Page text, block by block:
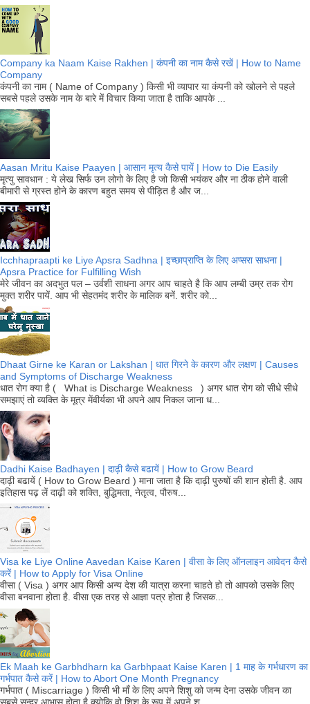
Company ka Naam Kaise Rakhen | कंपनी का नाम कैसे रखें | How to Name
Company
कंपनी का नाम ( Name of Company ) किसी भी व्यापार या कंपनी को खोलने से पहले
सबसे पहले उसके नाम के बारे में विचार किया जाता है ताकि आपके ...
Aasan Mritu Kaise Paayen | आसान मृत्य कैसे पायें | How to Die Easily
मृत्यु सावधान : ये लेख सिर्फ उन लोगो के लिए है जो किसी भयंकर और ना ठीक होने वाली
बीमारी से ग्रस्त होने के कारण बहुत समय से पीड़ित है और ज...
Icchhapraapti ke Liye Apsra Sadhna | इच्छाप्राप्ति के लिए अप्सरा साधना |
Apsra Practice for Fulfilling Wish
मेरे जीवन का अदभुत पल – उर्वशी साधना अगर आप चाहते है कि आप लम्बी उम्र तक रोग
मुक्त शरीर पायें. आप भी सेहतमंद शरीर के मालिक बनें. शरीर को...
Dhaat Girne ke Karan or Lakshan | धात गिरने के कारण और लक्षण | Causes
and Symptoms of Discharge Weakness
धात रोग क्या है ( What is Discharge Weakness ) अगर धात रोग को सीधे सीधे
समझाएं तो व्यक्ति के मूत्र मेंवीर्यका भी अपने आप निकल जाना ध...
Dadhi Kaise Badhayen | दाढ़ी कैसे बढायें | How to Grow Beard
दाढ़ी बढायें ( How to Grow Beard ) माना जाता है कि दाढ़ी पुरुषों की शान होती है. आप
इतिहास पढ़ लें दाढ़ी को शक्ति, बुद्धिमता, नेतृत्व, पौरुष...
Visa ke Liye Online Aavedan Kaise Karen | वीसा के लिए ऑनलाइन आवेदन कैसे
करें | How to Apply for Visa Online
वीसा ( Visa ) अगर आप किसी अन्य देश की यात्रा करना चाहते हो तो आपको उसके लिए
वीसा बनवाना होता है. वीसा एक तरह से आज्ञा पत्र होता है जिसक...
Ek Maah ke Garbhdharn ka Garbhpaat Kaise Karen | 1 माह के गर्भधारण का
गर्भपात कैसे करें | How to Abort One Month Pregnancy
गर्भपात ( Miscarriage ) किसी भी माँ के लिए अपने शिशु को जन्म देना उसके जीवन का
सबसे सुन्दर आभास होता है क्योकि वो शिशु के रूप में अपने श...